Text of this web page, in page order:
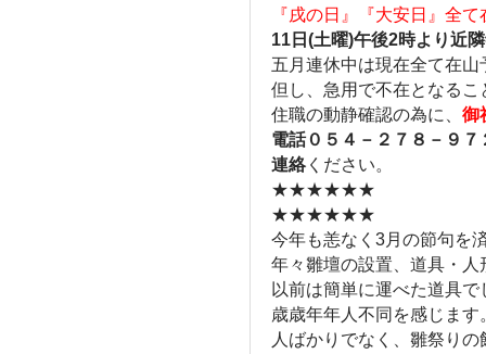
『戌の日』『大安日』全
11日(土曜)午後2時より近
五月連休中は現在全て在山
但し、急用で不在となるこ
住職の動静確認の為に、 御
電話０５４－２７８－９
連絡 ください。
★★★★★★
★★★★★★
今年も恙なく3月の節句を
年々雛壇の設置、道具・
以前は簡単に運べた道具
歳歳年年人不同を感じます
人ばかりでなく、雛祭り